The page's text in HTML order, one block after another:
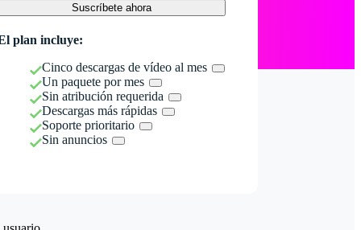
Suscríbete ahora
plan incluye:
Cinco descargas de vídeo al mes
Un paquete por mes
Sin atribución requerida
Descargas más rápidas
Soporte prioritario
Sin anuncios